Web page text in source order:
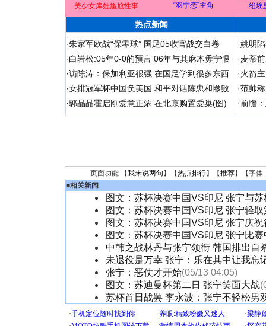
美少女库娃尴尬性事 “羽宁恋”主角 维埃
热点新闻
·朱家军欧战“保零球” 国足05收官战交白卷
·白岩松:05年0-0的预言 06年与其麻木毋宁恨
·访陈涛：保加利亚很强 在国足学到很多东西
·女排冠军杯中国负美国 和平对话陈忠和惨败
·郭晶晶霍启刚爱意正浓 在北京购置爱巢(图)
·姚明
·麦蒂
·火箭
·范帅
·前瞻
页面功能 【我来说两句 】【热点排行】【推荐】【字体
■相关新闻
图文：苏杯决赛中国VS印尼 张宁与苏
图文：苏杯决赛中国VS印尼 张宁轻取
图文：苏杯决赛中国VS印尼 张宁庆祝
图文：苏杯决赛中国VS印尼 张宁比赛
中韩之战林丹与张宁领衔 韩国排出自
未退役是万幸 张宁：乐在其中让我忘
张宁：恶仗才开始(05/13 04:05)
图文：苏迪曼杯第二日 张宁笑面大战
苏杯首日战罢 李永波：张宁不轻松男